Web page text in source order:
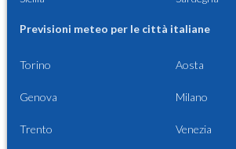
Previsioni meteo per le città italiane
Torino Aosta
Genova Milano
Trento Venezia